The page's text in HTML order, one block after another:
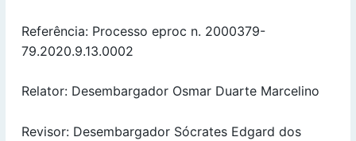
Referência: Processo eproc n. 2000379-
79.2020.9.13.0002
Relator: Desembargador Osmar Duarte Marcelino
Revisor: Desembargador Sócrates Edgard dos